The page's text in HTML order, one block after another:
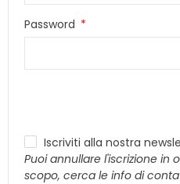
Password
Iscriviti alla nostra
Puoi annullare l'iscrizione in
scopo, cerca le info di